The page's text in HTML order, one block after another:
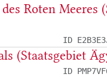
Roten Meeres
ID
(Staatsgebiet
ID